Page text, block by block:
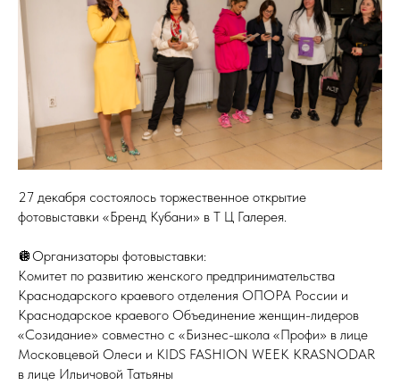
27 декабря состоялось торжественное открытие
фотовыставки «Бренд Кубани» в Т Ц Галерея.
🪩Организаторы фотовыставки:
Комитет по развитию женского предпринимательства
Краснодарского краевого отделения ОПОРА России и
Краснодарское краевого Объединение женщин-лидеров
«Созидание» совместно с «Бизнес-школа «Профи» в лице
Московцевой Олеси и KIDS FASHION WEEK KRASNODAR
в лице Ильичовой Татьяны